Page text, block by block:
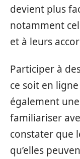
devient plus
notamment
et à leurs
Participer à
ce soit en
également
familiariser
constater que
qu’elles